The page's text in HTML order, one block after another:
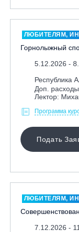
Москва, Парк
Москва,
Московская
Московская
Московская
Московская
Московская
ЛЮБИТЕЛЯМ,
Горнолыжный
5.12.2026 -
Республика
Доп. расходы
Лектор:
Программа
Подать
ЛЮБИТЕЛЯМ,
7.12.2026 -